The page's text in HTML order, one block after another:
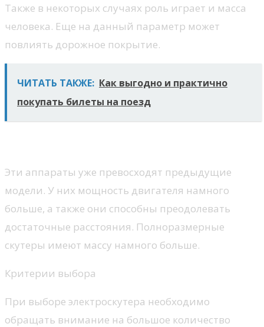
Также в некоторых случаях роль играет и масса
человека. Еще на данный параметр может
повлиять дорожное покрытие.
ЧИТАТЬ ТАКЖЕ: Как выгодно и практично
покупать билеты на поезд
Эти аппараты уже превосходят предыдущие
модели. У них мощность двигателя намного
больше, а также они способны преодолевать
достаточные расстояния. Полноразмерные
скутеры имеют массу намного больше.
Критерии выбора
При выборе электроскутера необходимо
обращать внимание на большое количество